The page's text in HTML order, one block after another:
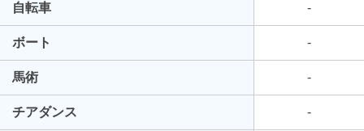
自転車 -
ボート -
馬術 -
チアダンス -